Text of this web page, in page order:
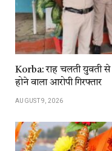
Korba: राह चलती युवती से
होने वाला आरोपी गिरफ्तार
AUGUST 9, 2026